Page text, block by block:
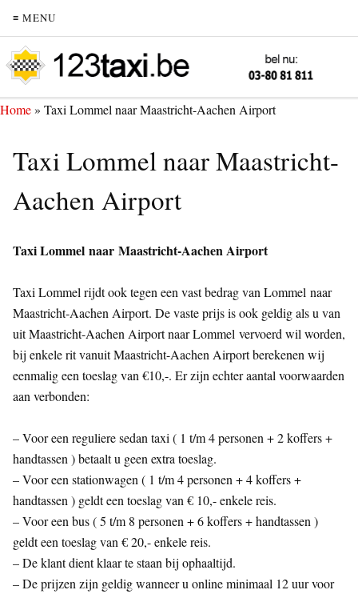
≡ MENU
Home» Taxi Lommel naar Maastricht-Aachen Airport
Taxi Lommel naar Maastricht-
Aachen Airport
Taxi Lommel naar Maastricht-Aachen Airport
Taxi Lommel rijdt ook tegen een vast bedrag van Lommel naar
Maastricht-Aachen Airport. De vaste prijs is ook geldig als u van
uit Maastricht-Aachen Airport naar Lommel vervoerd wil worden,
bij enkele rit vanuit Maastricht-Aachen Airport berekenen wij
eenmalig een toeslag van €10,-. Er zijn echter aantal voorwaarden
aan verbonden:
– Voor een reguliere sedan taxi ( 1 t/m 4 personen + 2 koffers +
handtassen ) betaalt u geen extra toeslag.
– Voor een stationwagen ( 1 t/m 4 personen + 4 koffers +
handtassen ) geldt een toeslag van € 10,- enkele reis.
– Voor een bus ( 5 t/m 8 personen + 6 koffers + handtassen )
geldt een toeslag van € 20,- enkele reis.
– De klant dient klaar te staan bij ophaaltijd.
– De prijzen zijn geldig wanneer u online minimaal 12 uur voor